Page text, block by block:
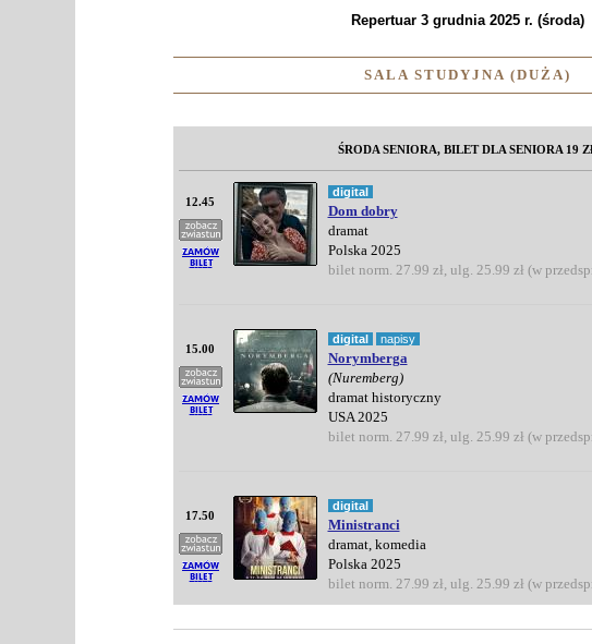
Repertuar 3 grudnia 2025 r. (środa)
SALA STUDYJNA (DUŻA)
ŚRODA SENIORA, BILET DLA SENIORA 19
12.45
digital
Dom dobry
dramat
Polska 2025
bilet norm. 27.99 zł, ulg. 25.99 zł (w
15.00
digital napisy
Norymberga
(Nuremberg)
dramat historyczny
USA 2025
bilet norm. 27.99 zł, ulg. 25.99 zł (w
17.50
digital
Ministranci
dramat, komedia
Polska 2025
bilet norm. 27.99 zł, ulg. 25.99 zł (w